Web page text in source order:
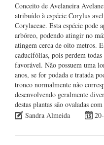
Conceito de Avelaneira
atribuído à espécie Corylus
Corylaceae. Esta espécie pode
arbóreo, podendo atingir no
atingem cerca de oito metros.
caducifólias, pois perdem todas
favorável. Não possuem uma
anos, se for podada e tratada
tronco normalmente não
desenvolvendo geralmente
destas plantas são ovaladas
Sandra Almeida